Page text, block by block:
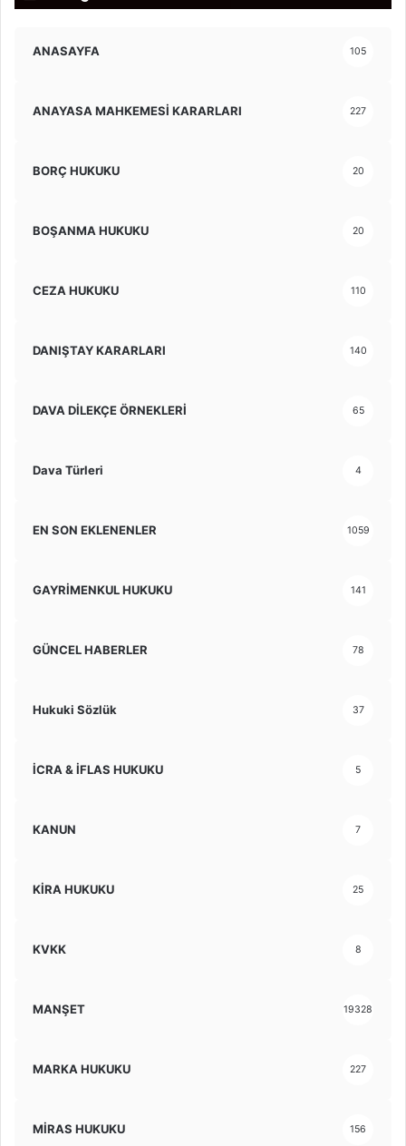
ANASAYFA 105
ANAYASA MAHKEMESİ KARARLARI 227
BORÇ HUKUKU 20
BOŞANMA HUKUKU 20
CEZA HUKUKU 110
DANIŞTAY KARARLARI 140
DAVA DİLEKÇE ÖRNEKLERİ 65
Dava Türleri 4
EN SON EKLENENLER 1059
GAYRİMENKUL HUKUKU 141
GÜNCEL HABERLER 78
Hukuki Sözlük 37
İCRA & İFLAS HUKUKU 5
KANUN 7
KİRA HUKUKU 25
KVKK 8
MANŞET 19328
MARKA HUKUKU 227
MİRAS HUKUKU 156